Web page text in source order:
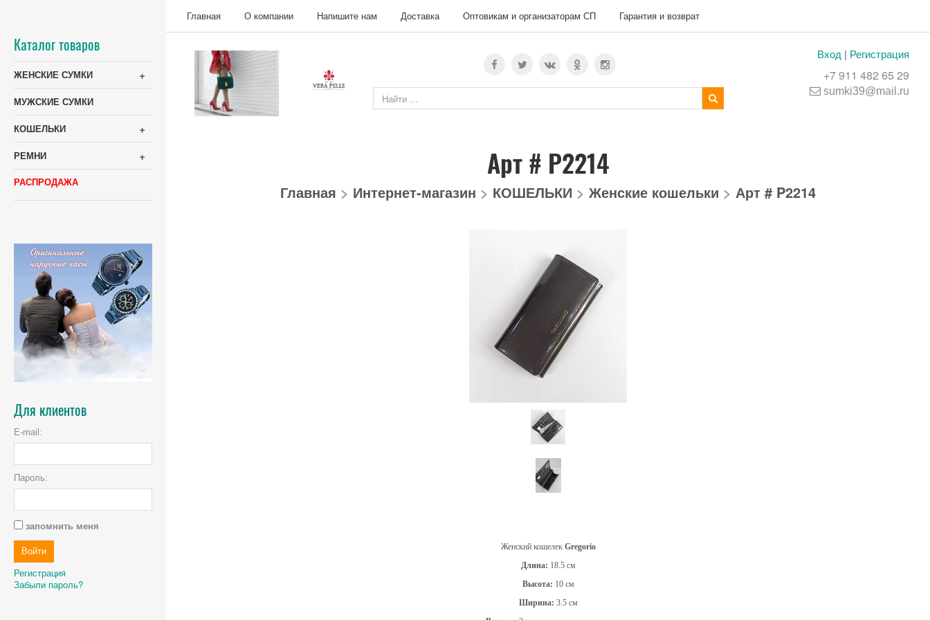
Главная О компании Напишите нам Доставка Оптовикам и организаторам СП Гарантия и возврат
Вход | Регистрация
+7 911 482 65 29
sumki39@mail.ru
Каталог товаров
+
ЖЕНСКИЕ СУМКИ
МУЖСКИЕ СУМКИ
+
КОШЕЛЬКИ
+
РЕМНИ
РАСПРОДАЖА
Для клиентов
E-mail:
Пароль:
запомнить меня
Регистрация
Забыли пароль?
Арт # P2214
Главная > Интернет-магазин > КОШЕЛЬКИ > Женские кошельки > Арт # P2214
Женский кошелек Gregorio
Длина: 18.5 см
Высота: 10 см
Ширина: 3.5 см